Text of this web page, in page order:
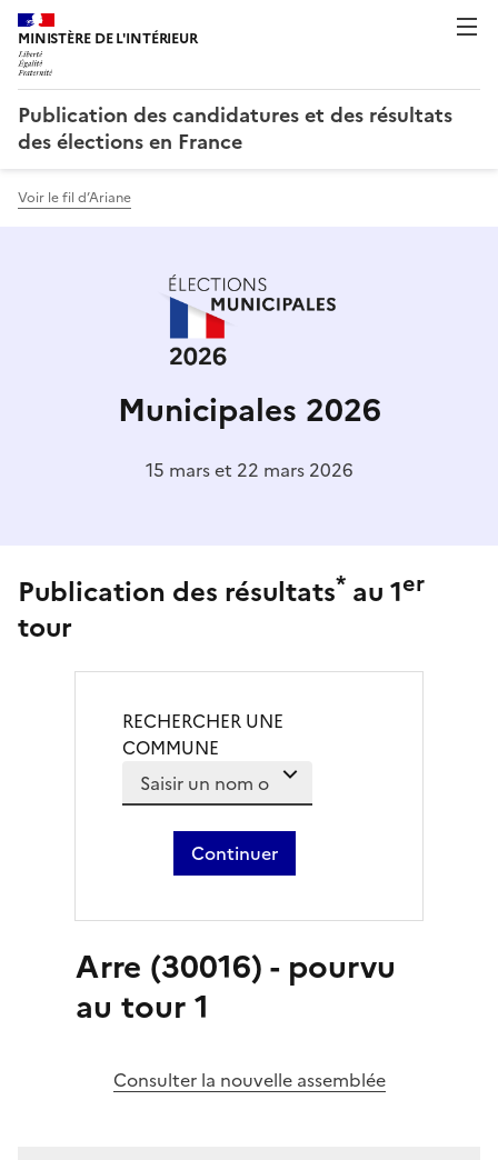
MINISTÈRE DE L'INTÉRIEUR
Publication des candidatures et des résultats
des élections en France
Voir le fil d’Ariane
Municipales 2026
15 mars et 22 mars 2026
Publication des résultats* au 1er
tour
RECHERCHER UNE
COMMUNE
Des suggestions apparaissent au fur et à
Liste de suggestions de
Continuer
Arre (30016) - pourvu
au tour 1
Consulter la nouvelle assemblée